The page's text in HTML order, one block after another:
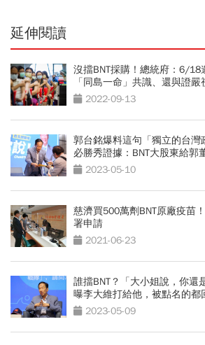
延伸閱讀
沒擋BNT採購！總統府：6/18
「同島一命」共識、還與證嚴
2022-09-13
郭台銘爆料這句「獨立的台灣
必勝秀證據：BNT大股東給郭
2023-05-10
慈濟買500萬劑BNT原廠疫苗
署申請
2021-06-23
誰擋BNT？「大小姐說，你
曝李大維打給他，被點名的都
2023-05-09